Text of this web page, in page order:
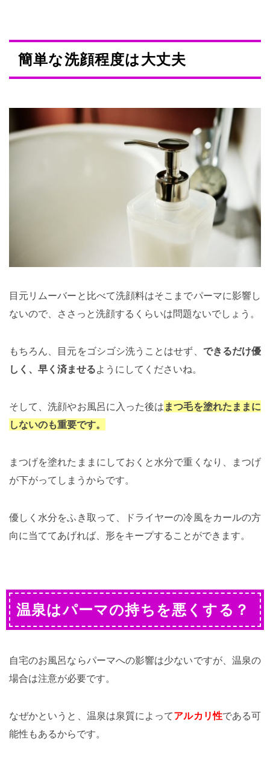
簡単な洗顔程度は大丈夫
目元リムーバーと比べて洗顔料はそこまでパーマに影響し
ないので、ささっと洗顔するくらいは問題ないでしょう。
もちろん、目元をゴシゴシ洗うことはせず、 できるだけ優
しく、早く済ませるようにしてくださいね。
そして、洗顔やお風呂に入った後は まつ毛を塗れたままに
しないのも重要です。
まつげを塗れたままにしておくと水分で重くなり、まつげ
が下がってしまうからです。
優しく水分をふき取って、ドライヤーの冷風をカールの方
向に当ててあげれば、形をキープすることができます。
温泉はパーマの持ちを悪くする？
自宅のお風呂ならパーマへの影響は少ないですが、温泉の
場合は注意が必要です。
なぜかというと、温泉は泉質によってアルカリ性である可
能性もあるからです。